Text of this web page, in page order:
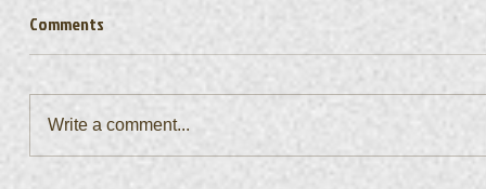
Comments
Write a comment...